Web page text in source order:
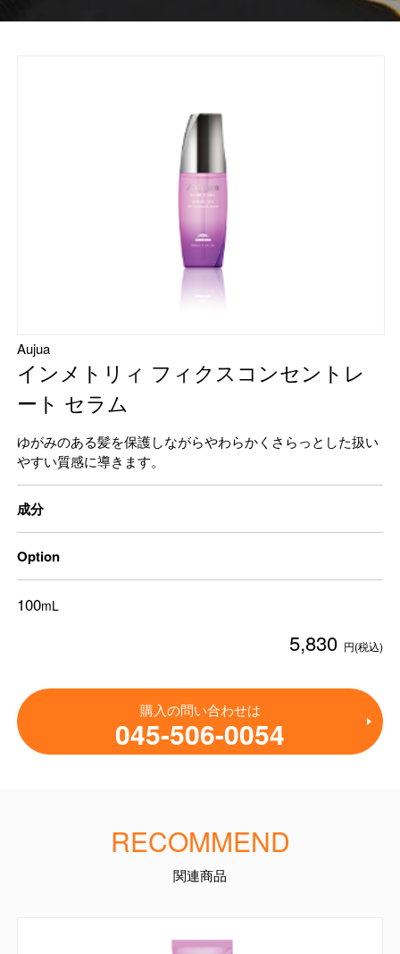
Aujua
インメトリィ フィクスコンセントレ
ート セラム
ゆがみのある髪を保護しながらやわらかくさらっとした扱い
やすい質感に導きます。
成分
Option
100mL
5,830 円(税込)
購入の問い合わせは
045-506-0054
RECOMMEND
関連商品